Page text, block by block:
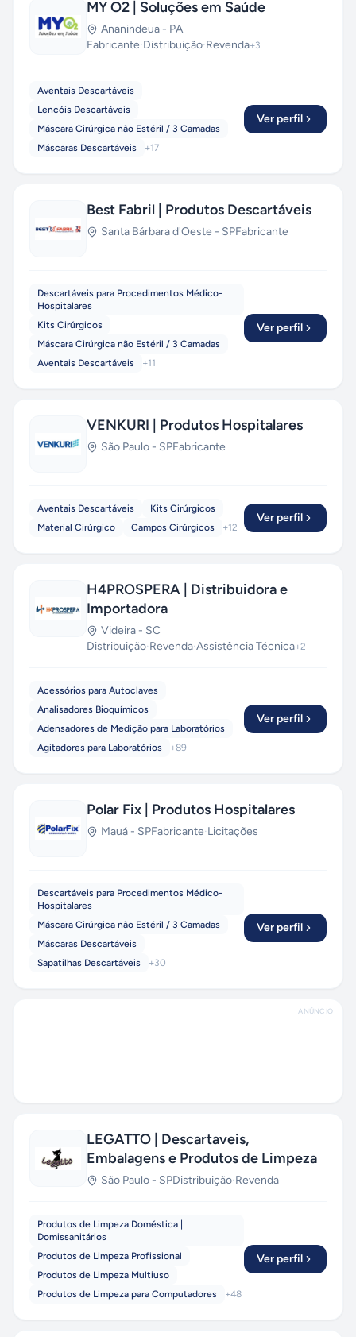
MY O2 | Soluções em Saúde
Ananindeua - PA
Fabricante·Distribuição·Revenda+3
Aventais Descartáveis
Lencóis Descartáveis
Máscara Cirúrgica não Estéril / 3 Camadas
Máscaras Descartáveis
+17
Ver perfil
Best Fabril | Produtos Descartáveis
Santa Bárbara d'Oeste - SPFabricante
Descartáveis para Procedimentos Médico-
Hospitalares
Kits Cirúrgicos
Máscara Cirúrgica não Estéril / 3 Camadas
Aventais Descartáveis
+11
Ver perfil
VENKURI | Produtos Hospitalares
São Paulo - SPFabricante
Aventais Descartáveis
Kits Cirúrgicos
Material Cirúrgico
Campos Cirúrgicos +12
Ver perfil
H4PROSPERA | Distribuidora e
Importadora
Videira - SC
Distribuição·Revenda·Assistência Técnica+2
Acessórios para Autoclaves
Analisadores Bioquímicos
Adensadores de Medição para Laboratórios
Agitadores para Laboratórios
+89
Ver perfil
Polar Fix | Produtos Hospitalares
Mauá - SPFabricante·Licitações
Descartáveis para Procedimentos Médico-
Hospitalares
Máscara Cirúrgica não Estéril / 3 Camadas
Máscaras Descartáveis
Sapatilhas Descartáveis
+30
Ver perfil
ANÚNCIO
LEGATTO | Descartaveis,
Embalagens e Produtos de Limpeza
São Paulo - SPDistribuição·Revenda
Produtos de Limpeza Doméstica |
Domissanitários
Produtos de Limpeza Profissional
Produtos de Limpeza Multiuso
Produtos de Limpeza para Computadores
+48
Ver perfil